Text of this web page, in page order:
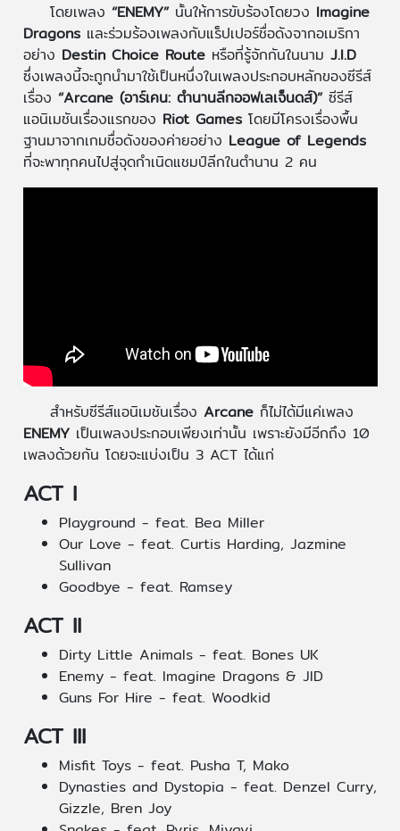
โดยเพลง “ENEMY”นั้นให้การขับร้องโดยวง Imagine
Dragonsและร่วมร้องเพลงกับแร็ปเปอร์ชื่อดังจากอเมริกา
อย่าง Destin Choice Routeหรือที่รู้จักกันในนาม J.I.D
ซึ่งเพลงนี้จะถูกนำมาใช้เป็นหนึ่งในเพลงประกอบหลักของซีรีส์
เรื่อง “Arcane (อาร์เคน: ตำนานลีกออฟเลเจ็นดส์)”ซีรีส์
แอนิเมชันเรื่องแรกของ Riot Gamesโดยมีโครงเรื่องพื้น
ฐานมาจากเกมชื่อดังของค่ายอย่าง League of Legends
ที่จะพาทุกคนไปสู่จุดกำเนิดแชมป์ลีกในตำนาน 2 คน
สำหรับซีรีส์แอนิเมชันเรื่อง Arcaneก็ไม่ได้มีแค่เพลง
ENEMYเป็นเพลงประกอบเพียงเท่านั้น เพราะยังมีอีกถึง 10
เพลงด้วยกัน โดยจะแบ่งเป็น 3 ACT ได้แก่
ACT I
Playground - feat. Bea Miller
Our Love - feat. Curtis Harding, Jazmine
Sullivan
Goodbye - feat. Ramsey
ACT II
Dirty Little Animals - feat. Bones UK
Enemy - feat. Imagine Dragons & JID
Guns For Hire - feat. Woodkid
ACT III
Misfit Toys - feat. Pusha T, Mako
Dynasties and Dystopia - feat. Denzel Curry,
Gizzle, Bren Joy